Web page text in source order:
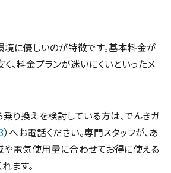
に優しいのが特徴です。基本料金が
、料金プランが迷いにくいといったメ
り換えを検討している方は、でんきガ
）へお電話ください。専門スタッフが、あ
や電気使用量に合わせてお得に使える
ます。